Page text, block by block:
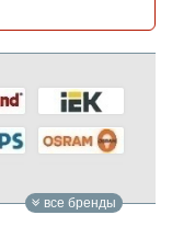
все бренды